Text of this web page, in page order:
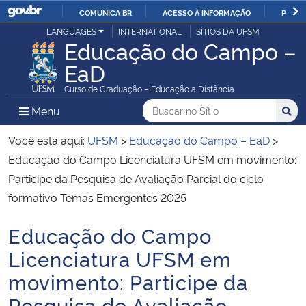
IR
PARA
CONTEÚDO
COMUNICA BR ACESSO À INFORMAÇÃO
Ministério da Justiça e Segurança Pública
Ministério da Defesa
Ministério das Relações Exteriores
Ministério da Economia
Ministério da Agricultura, Pecuária e Abastecimento
Ministério da Educação
LANGUAGES INTERNATIONAL SÍTIOS DA UFSM
Educação do Campo –
EaD
Curso de Graduação – Educação a Distância
Menu Menu Principal do Sítio
Busca
Buscar no no Sítio
Busca:
Você está aqui: UFSM > Educação do Campo – EaD >
Educação do Campo Licenciatura UFSM em movimento:
Participe da Pesquisa de Avaliação Parcial do ciclo
formativo Temas Emergentes 2025
Início do conteúdo
Educação do Campo
Licenciatura UFSM em
movimento: Participe da